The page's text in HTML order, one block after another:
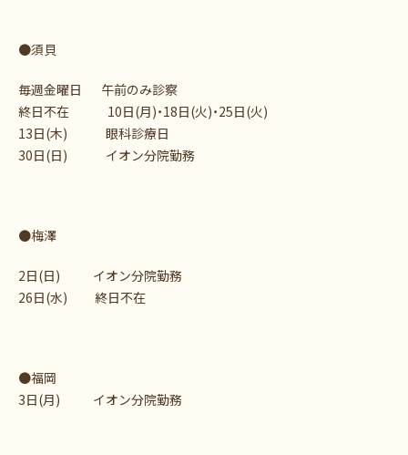
●須貝
毎週金曜日 午前のみ診察
終日不在 10日(月)・18日(火)・25日(火)
13日(木) 眼科診療日
30日(日) イオン分院勤務
●梅澤
2日(日) イオン分院勤務
26日(水) 終日不在
●福岡
3日(月) イオン分院勤務